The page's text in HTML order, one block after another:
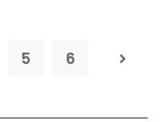
5 6